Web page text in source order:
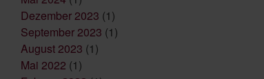
Dezember 2023 (1)
September 2023 (1)
August 2023 (1)
Mai 2022 (1)